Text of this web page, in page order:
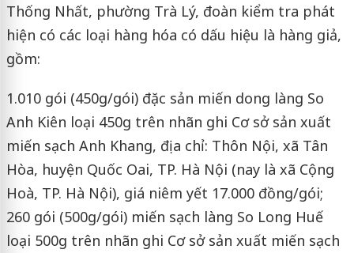
Thống Nhất, phường Trà Lý, đoàn kiểm tra phát
hiện có các loại hàng hóa có dấu hiệu là hàng giả,
gồm:
1.010 gói (450g/gói) đặc sản miến dong làng So
Anh Kiên loại 450g trên nhãn ghi Cơ sở sản xuất
miến sạch Anh Khang, địa chỉ: Thôn Nội, xã Tân
Hòa, huyện Quốc Oai, TP. Hà Nội (nay là xã Cộng
Hoà, TP. Hà Nội), giá niêm yết 17.000 đồng/gói;
260 gói (500g/gói) miến sạch làng So Long Huế
loại 500g trên nhãn ghi Cơ sở sản xuất miến sạch